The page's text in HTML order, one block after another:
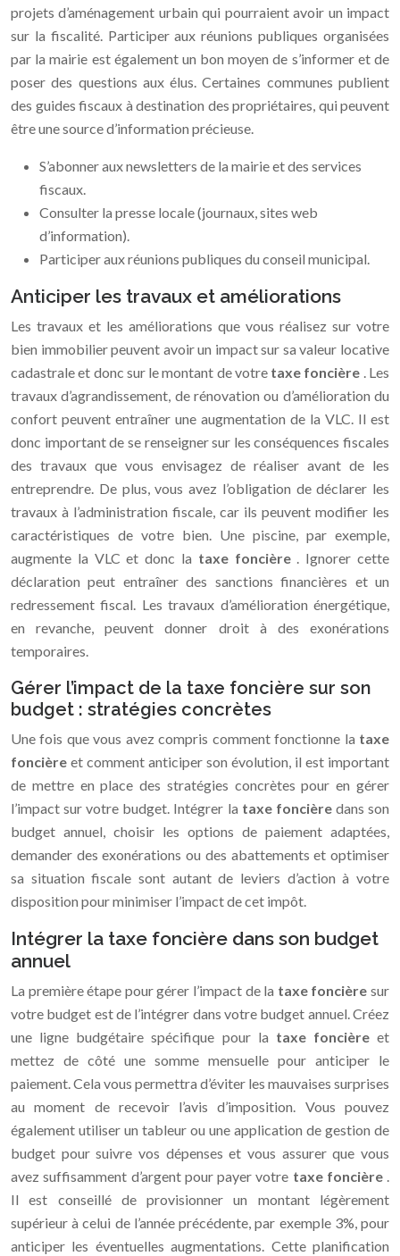
projets d’aménagement urbain qui pourraient avoir un impact
sur la fiscalité. Participer aux réunions publiques organisées
par la mairie est également un bon moyen de s’informer et de
poser des questions aux élus. Certaines communes publient
des guides fiscaux à destination des propriétaires, qui peuvent
être une source d’information précieuse.
S’abonner aux newsletters de la mairie et des services
fiscaux.
Consulter la presse locale (journaux, sites web
d’information).
Participer aux réunions publiques du conseil municipal.
Anticiper les travaux et améliorations
Les travaux et les améliorations que vous réalisez sur votre
bien immobilier peuvent avoir un impact sur sa valeur locative
cadastrale et donc sur le montant de votre taxe foncière . Les
travaux d’agrandissement, de rénovation ou d’amélioration du
confort peuvent entraîner une augmentation de la VLC. Il est
donc important de se renseigner sur les conséquences fiscales
des travaux que vous envisagez de réaliser avant de les
entreprendre. De plus, vous avez l’obligation de déclarer les
travaux à l’administration fiscale, car ils peuvent modifier les
caractéristiques de votre bien. Une piscine, par exemple,
augmente la VLC et donc la taxe foncière . Ignorer cette
déclaration peut entraîner des sanctions financières et un
redressement fiscal. Les travaux d’amélioration énergétique,
en revanche, peuvent donner droit à des exonérations
temporaires.
Gérer l’impact de la taxe foncière sur son
budget : stratégies concrètes
Une fois que vous avez compris comment fonctionne la taxe
foncière et comment anticiper son évolution, il est important
de mettre en place des stratégies concrètes pour en gérer
l’impact sur votre budget. Intégrer la taxe foncière dans son
budget annuel, choisir les options de paiement adaptées,
demander des exonérations ou des abattements et optimiser
sa situation fiscale sont autant de leviers d’action à votre
disposition pour minimiser l’impact de cet impôt.
Intégrer la taxe foncière dans son budget
annuel
La première étape pour gérer l’impact de la taxe foncièresur
votre budget est de l’intégrer dans votre budget annuel. Créez
une ligne budgétaire spécifique pour la taxe foncière et
mettez de côté une somme mensuelle pour anticiper le
paiement. Cela vous permettra d’éviter les mauvaises surprises
au moment de recevoir l’avis d’imposition. Vous pouvez
également utiliser un tableur ou une application de gestion de
budget pour suivre vos dépenses et vous assurer que vous
avez suffisamment d’argent pour payer votre taxe foncière .
Il est conseillé de provisionner un montant légèrement
supérieur à celui de l’année précédente, par exemple 3%, pour
anticiper les éventuelles augmentations. Cette planification